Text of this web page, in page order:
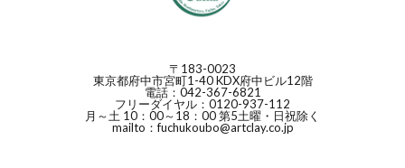
〒183-0023
東京都府中市宮町1-40 KDX府中ビル12階
電話：042-367-6821
フリーダイヤル：0120-937-112
月～土 10：00～18：00 第5土曜・日祝除く
mailto：fuchukoubo@artclay.co.jp